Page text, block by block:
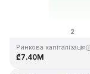
Останнє оновлення:
Ринкова капіталізація
₾7.40M